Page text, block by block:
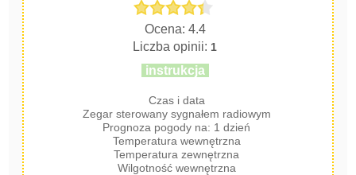
Ocena: 4.4
Liczba opinii: 1
instrukcja
Czas i data
Zegar sterowany sygnałem radiowym
Prognoza pogody na: 1 dzień
Temperatura wewnętrzna
Temperatura zewnętrzna
Wilgotność wewnętrzna